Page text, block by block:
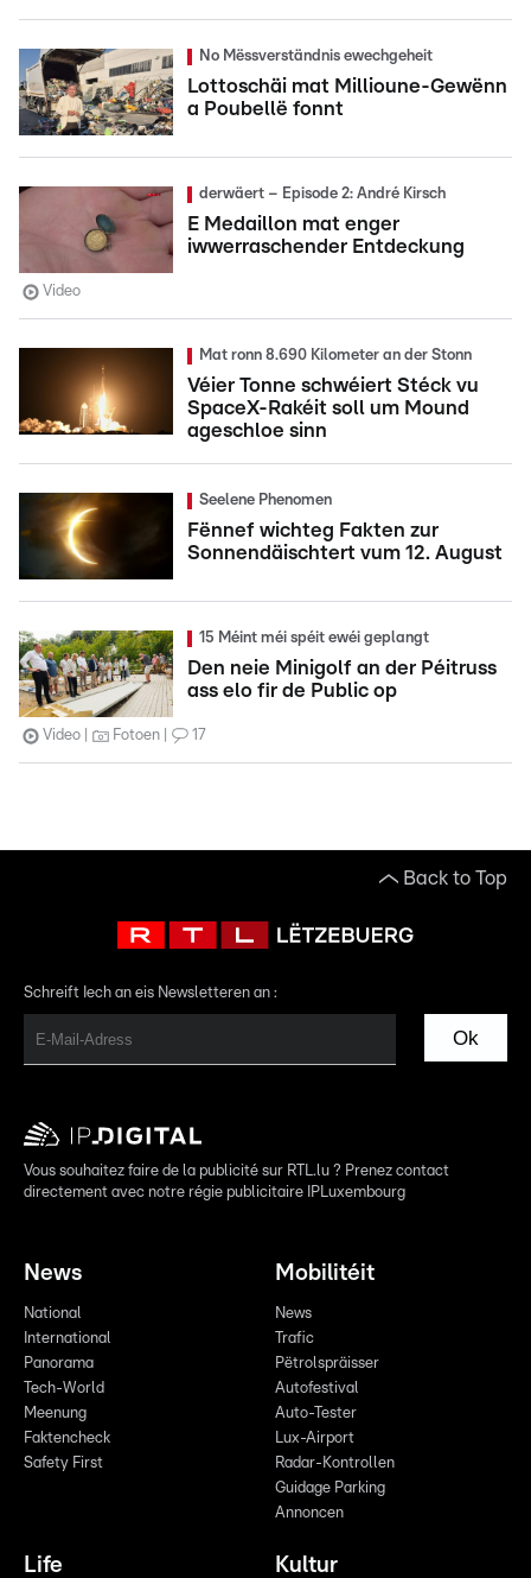
No Mëssverständnis ewechgeheit
Lottoschäi mat Millioune-Gewënn
a Poubellë fonnt
derwäert – Episode 2: André Kirsch
E Medaillon mat enger
iwwerraschender Entdeckung
Video
Mat ronn 8.690 Kilometer an der Stonn
Véier Tonne schwéiert Stéck vu
SpaceX-Rakéit soll um Mound
ageschloe sinn
Seelene Phenomen
Fënnef wichteg Fakten zur
Sonnendäischtert vum 12. August
15 Méint méi spéit ewéi geplangt
Den neie Minigolf an der Péitruss
ass elo fir de Public op
Video Fotoen 17
Back to Top
Schreift Iech an eis Newsletteren an :
Ok
Vous souhaitez faire de la publicité sur RTL.lu ? Prenez contact
directement avec notre régie publicitaire IPLuxembourg
News
National
International
Panorama
Tech-World
Meenung
Faktencheck
Safety First
Mobilitéit
News
Trafic
Pëtrolspräisser
Autofestival
Auto-Tester
Lux-Airport
Radar-Kontrollen
Guidage Parking
Annoncen
Life Kultur